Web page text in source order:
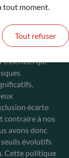
convaincus
clair de
nos
à
essentiel qui
écarte
contraire à nos
avons donc
seuils évolutifs
Cette politique
tout moment.
Tout refuser